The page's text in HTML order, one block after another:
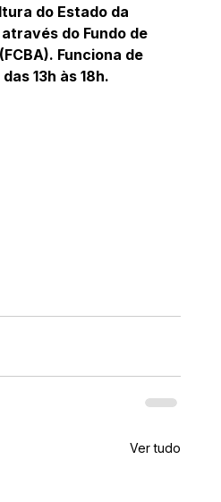
do Estado da
do Fundo de
Funciona de
13h às 18h.
Ver tudo